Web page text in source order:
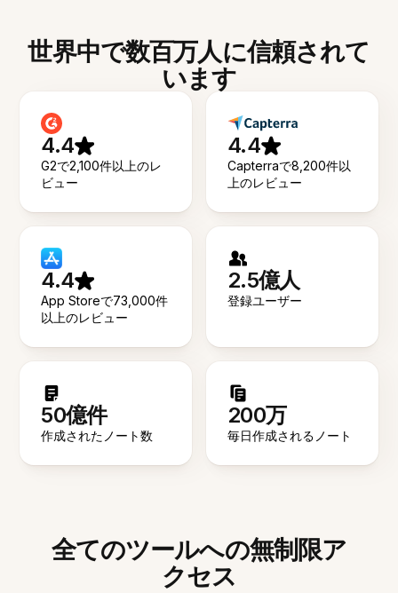
世界中で数百万人に信頼されて
います
4.4
G2で2,100件以上のレ
ビュー
4.4
Capterraで8,200件以
上のレビュー
4.4
App Storeで73,000件
以上のレビュー
2.5億人
登録ユーザー
50億件
作成されたノート数
200万
毎日作成されるノート
全てのツールへの無制限ア
クセス